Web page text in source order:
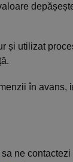
și utilizat
în
ne